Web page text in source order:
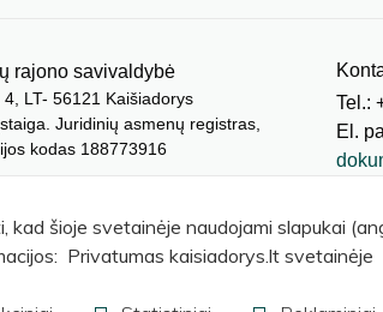
rajono savivaldybė
4, LT- 56121 Kaišiadorys
Juridinių asmenų registras,
kodas 188773916
Tel.:
El.
©
kad šioje svetainėje naudojami slapukai
Privatumas kaisiadorys.lt svetainėje